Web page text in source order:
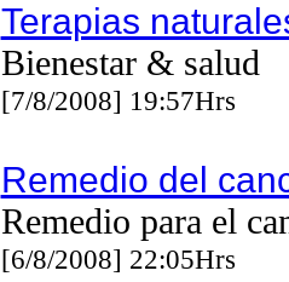
Terapias
Bienestar & salud
[7/8/2008] 19:57Hrs
Remedio del
Remedio para el
[6/8/2008] 22:05Hrs